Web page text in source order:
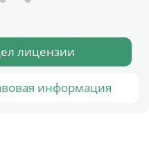
лицензии
информация